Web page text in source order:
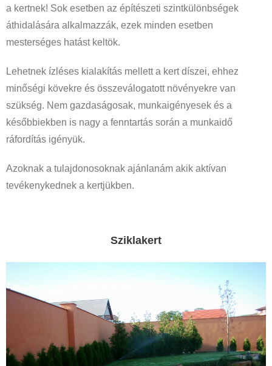
a kertnek! Sok esetben az építészeti szintkülönbségek
áthidalására alkalmazzák, ezek minden esetben
mesterséges hatást keltök.
Lehetnek ízléses kialakítás mellett a kert díszei, ehhez
minőségi kövekre és összeválogatott növényekre van
szükség. Nem gazdaságosak, munkaigényesek és a
későbbiekben is nagy a fenntartás során a munkaidő
ráfordítás igényük.
Azoknak a tulajdonosoknak ajánlanám akik aktívan
tevékenykednek a kertjükben.
Sziklakert